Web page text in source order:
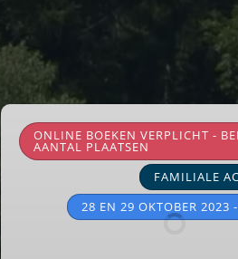
Halloween
voor ONLINE BOEKEN VERPLICHT -
AANTAL PLAATSEN
FAMILIALE
28 EN 29 OKTOBER 2023